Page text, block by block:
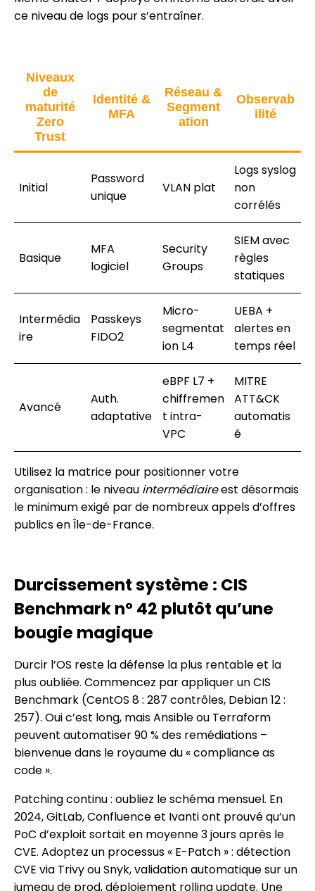
ce niveau de logs pour s’entraîner.
Niveaux
de
maturité
Zero
Trust
Identité &
MFA
Réseau &
Segment
ation
Observab
ilité
Initial
Password
unique
VLAN plat
Logs syslog
non
corrélés
Basique
MFA
logiciel
Security
Groups
SIEM avec
règles
statiques
Intermédia
ire
Passkeys
FIDO2
Micro-
segmentat
ion L4
UEBA +
alertes en
temps réel
Avancé
Auth.
adaptative
eBPF L7 +
chiffremen
t intra-
VPC
MITRE
ATT&CK
automatis
é
Utilisez la matrice pour positionner votre
organisation : le niveau intermédiaireest désormais
le minimum exigé par de nombreux appels d’offres
publics en Île-de-France.
Durcissement système : CIS
Benchmark n° 42 plutôt qu’une
bougie magique
Durcir l’OS reste la défense la plus rentable et la
plus oubliée. Commencez par appliquer un CIS
Benchmark (CentOS 8 : 287 contrôles, Debian 12 :
257). Oui c’est long, mais Ansible ou Terraform
peuvent automatiser 90 % des remédiations –
bienvenue dans le royaume du « compliance as
code ».
Patching continu : oubliez le schéma mensuel. En
2024, GitLab, Confluence et Ivanti ont prouvé qu’un
PoC d’exploit sortait en moyenne 3 jours après le
CVE. Adoptez un processus « E-Patch » : détection
CVE via Trivy ou Snyk, validation automatique sur un
jumeau de prod, déploiement rolling update. Une